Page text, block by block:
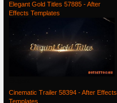
Elegant Gold Titles 57885 - After
Effects Templates
Cinematic Trailer 58394 - After Effects
Templates